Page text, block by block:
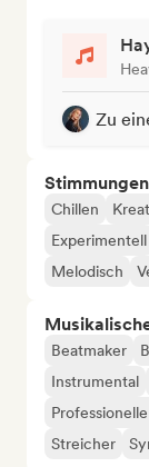
Zu
Chillen
Experimentell
Melodisch
Beatmaker
Instrumental
Streicher